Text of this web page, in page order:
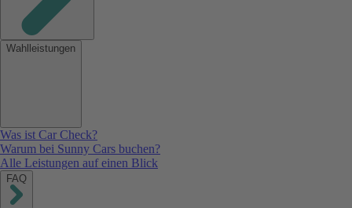
Wahlleistungen
Was ist Car Check?
Warum bei Sunny Cars buchen?
Alle Leistungen auf einen Blick
FAQ